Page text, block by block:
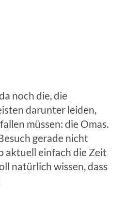
noch die, die
darunter leiden,
müssen: die Omas.
gerade nicht
aktuell einfach die Zeit
natürlich wissen, dass